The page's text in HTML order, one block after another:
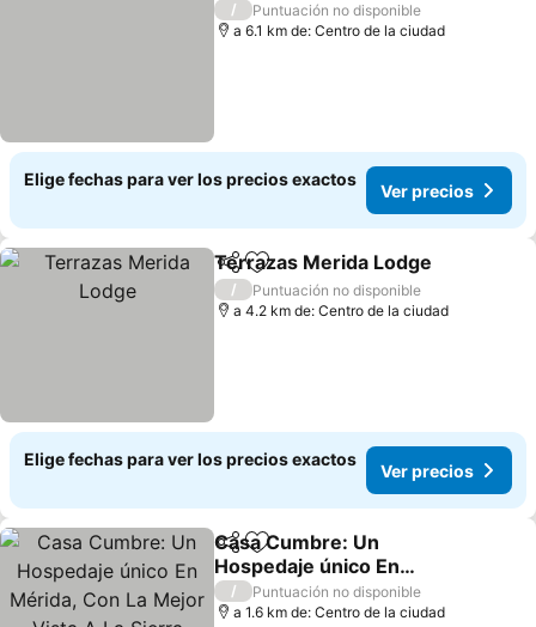
/
Puntuación no disponible
a 6.1 km de: Centro de la ciudad
Elige fechas para ver los precios exactos
Ver precios
Compartir
Agregar a favoritos
Terrazas Merida Lodge
/
Puntuación no disponible
a 4.2 km de: Centro de la ciudad
Elige fechas para ver los precios exactos
Ver precios
CompartirAgregar a favoritos
Casa Cumbre: Un
Hospedaje único En
Mérida, Con La Mejor
Vista A La Sierra Nevada
Ver precios
/
Puntuación no disponible
a 1.6 km de: Centro de la ciudad